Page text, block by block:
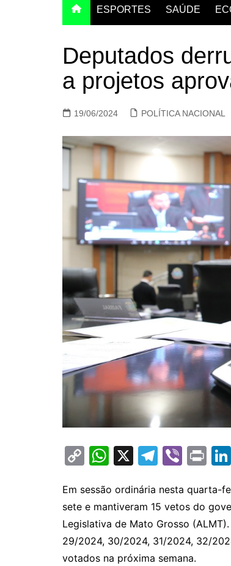
ESPORTES SAÚDE
Deputados
a projetos
19/06/2024 POLÍTICA NACIONAL
C
p
y
Li
n
W
at
s
A
p
X
T
e
gr
a
m
Vi
er
Pr
t
Em sessão ordinária nesta quarta-
sete e mantiveram 15 vetos do
Legislativa de Mato Grosso
29/2024, 30/2024, 31/2024, 32/
votados na próxima semana.